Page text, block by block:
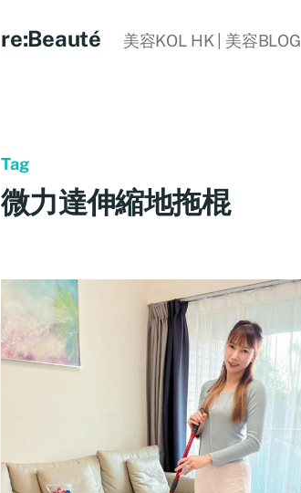
re:Beauté 美容KOL HK | 美容BLOG
Tag
微力達伸縮地拖棍